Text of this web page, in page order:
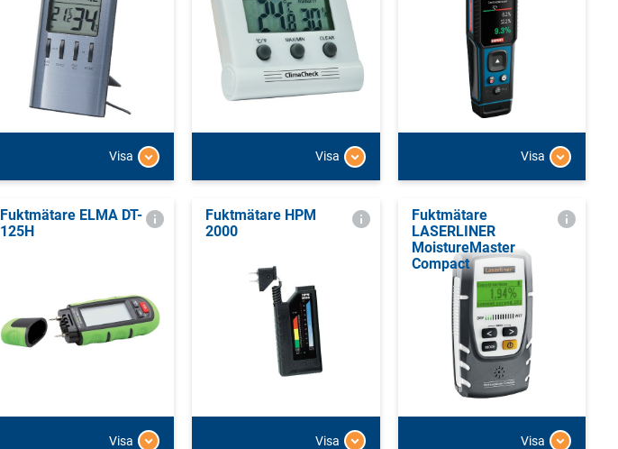
Visa Visa Visa
Fuktmätare ELMA DT-
125H
Visa
Fuktmätare HPM
2000
Visa
Fuktmätare
LASERLINER
MoistureMaster
Compact
Visa